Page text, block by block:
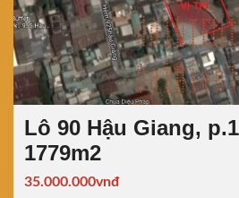
Lô 90 Hậu Giang,
1779m2
35.000.000vnđ